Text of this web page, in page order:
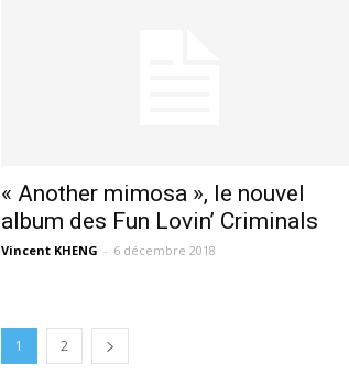
« Another mimosa », le nouvel
album des Fun Lovin’ Criminals
Vincent KHENG - 6 décembre 2018
1 2